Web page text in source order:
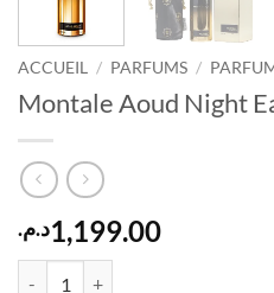
ACCUEIL / PARFUMS /
Montale Aoud Night
1,199.00د.م.